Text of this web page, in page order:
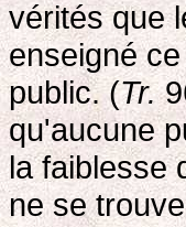
vérités que
enseigné
public. (Tr.
qu'aucune
la faiblesse
ne se